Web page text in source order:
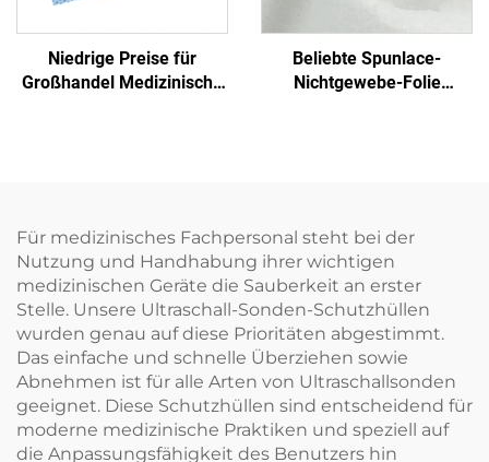
Niedrige Preise für
Großhandel Medizinische
Beliebte Spunlace-
Nichtgewebe-Folie
Für medizinisches Fachpersonal steht bei der
Nutzung und Handhabung ihrer wichtigen
medizinischen Geräte die Sauberkeit an erster
Stelle. Unsere Ultraschall-Sonden-Schutzhüllen
wurden genau auf diese Prioritäten abgestimmt.
Das einfache und schnelle Überziehen sowie
Abnehmen ist für alle Arten von Ultraschallsonden
geeignet. Diese Schutzhüllen sind entscheidend für
moderne medizinische Praktiken und speziell auf
die Anpassungsfähigkeit des Benutzers hin